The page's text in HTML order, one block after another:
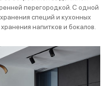
перегородкой. С одной
специй и кухонных
напитков и бокалов.